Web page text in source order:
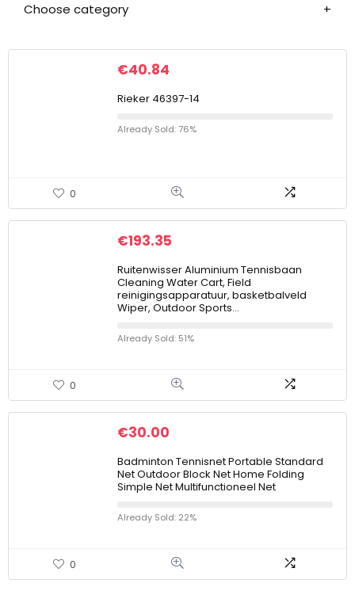
Choose category
€40.84
Rieker 46397-14
Already Sold: 76%
0
€193.35
Ruitenwisser Aluminium Tennisbaan
Cleaning Water Cart, Field
reinigingsapparatuur, basketbalveld
Wiper, Outdoor Sports…
Already Sold: 51%
0
€30.00
Badminton Tennisnet Portable Standard
Net Outdoor Block Net Home Folding
Simple Net Multifunctioneel Net
Already Sold: 22%
0